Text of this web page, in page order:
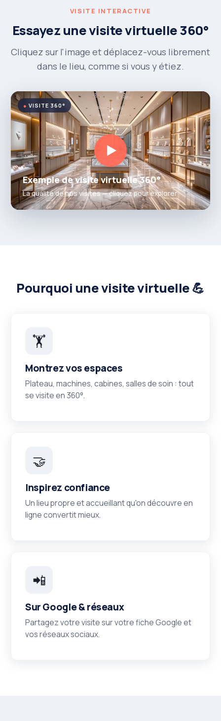
VISITE INTERACTIVE
Essayez une visite virtuelle 360°
Cliquez sur l'image et déplacez-vous librement
dans le lieu, comme si vous y étiez.
VISITE 360°
Exemple de visite virtuelle 360°
La qualité de nos visites — cliquez pour explorer
Pourquoi une visite virtuelle 💪
🏋️
Montrez vos espaces
Plateau, machines, cabines, salles de soin : tout
se visite en 360°.
🤝
Inspirez confiance
Un lieu propre et accueillant qu'on découvre en
ligne convertit mieux.
📲
Sur Google & réseaux
Partagez votre visite sur votre fiche Google et
vos réseaux sociaux.